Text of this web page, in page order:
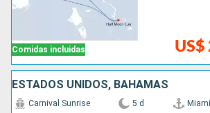
Comidas incluidas US$
ESTADOS UNIDOS, BAHAMAS
Carnival Sunrise 5 d Miami